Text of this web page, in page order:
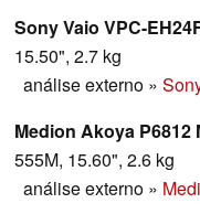
Sony Vaio VPC-
15.50", 2.7 kg
análise externo »
Medion Akoya P6812
555M, 15.60", 2.6 kg
análise externo »